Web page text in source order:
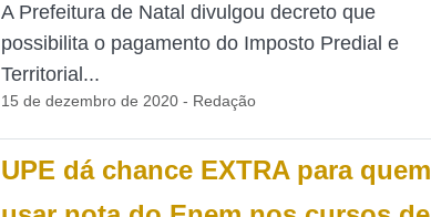
A Prefeitura de Natal divulgou decreto que
possibilita o pagamento do Imposto Predial e
Territorial...
15 de dezembro de 2020 - Redação
UPE dá chance EXTRA para quem